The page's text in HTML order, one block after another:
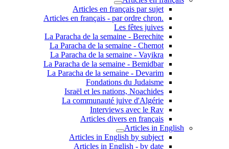
Articles en français par sujet
.Articles en français - par ordre chron
Les fêtes juives
La Paracha de la semaine - Berechite
La Paracha de la semaine - Chemot
La Paracha de la semaine - Vayikra
La Paracha de la semaine - Bemidbar
La Paracha de la semaine - Devarim
Fondations du Judaisme
Israël et les nations, Noachides
La communauté juive d'Algérie
Interviews avec le Rav
Articles divers en français
Articles in English
Articles in English by subject
Articles in English - by date